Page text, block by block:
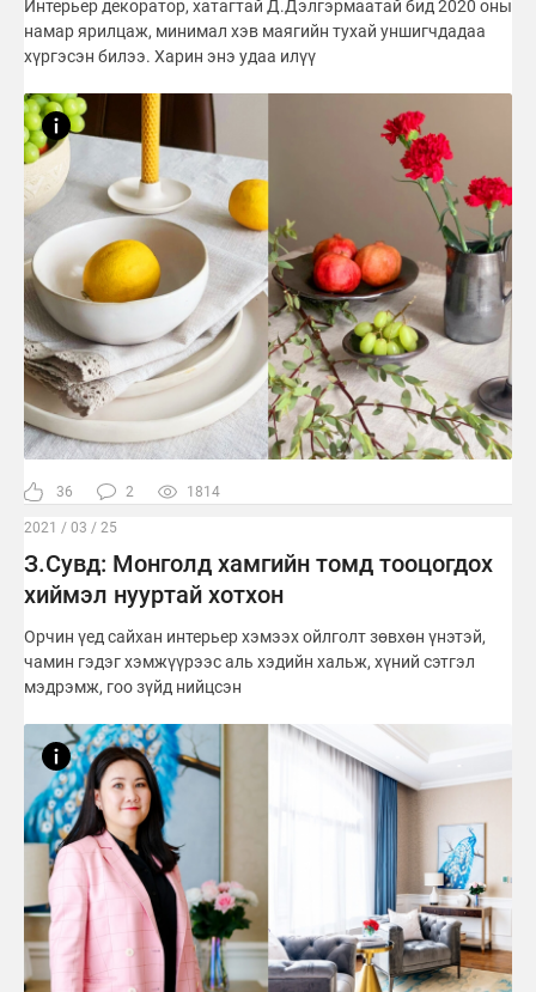
Интерьер декоратор, хатагтай Д.Дэлгэрмаатай бид 2020 оны
намар ярилцаж, минимал хэв маягийн тухай уншигчдадаа
хүргэсэн билээ. Харин энэ удаа илүү
36 2 1814
2021 / 03 / 25
З.Сувд: Монголд хамгийн томд тооцогдох
хиймэл нууртай хотхон
Орчин үед сайхан интерьер хэмээх ойлголт зөвхөн үнэтэй,
чамин гэдэг хэмжүүрээс аль хэдийн хальж, хүний сэтгэл
мэдрэмж, гоо зүйд нийцсэн